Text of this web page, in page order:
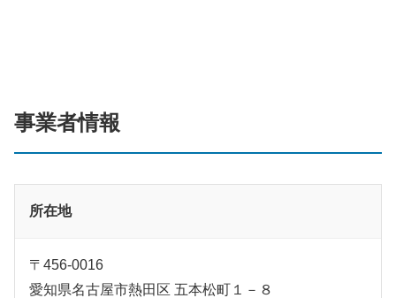
事業者情報
所在地
〒456-0016
愛知県名古屋市熱田区 五本松町１－８